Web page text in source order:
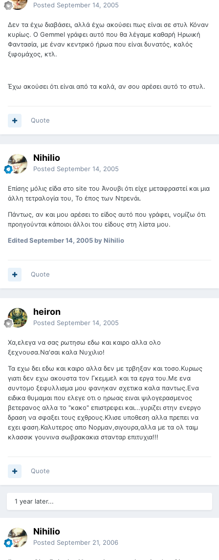
Posted September 14, 2005
Δεν τα έχω διαβάσει, αλλά έχω ακούσει πως είναι σε στυλ Κόναν
κυρίως. Ο Gemmel γράφει αυτό που θα λέγαμε καθαρή Ηρωική
Φαντασία, με έναν κεντρικό ήρωα που είναι δυνατός, καλός
ξιφομάχος, κτλ.
Έχω ακούσει ότι είναι από τα καλά, αν σου αρέσει αυτό το στυλ.
Quote
Nihilio
Posted September 14, 2005
Επίσης μόλις είδα στο site του Άνουβι ότι είχε μεταφραστεί και μια
άλλη τετραλογία του, Το έπος των Ντρενάι.
Πάντως, αν και μου αρέσει το είδος αυτό που γράφει, νομίζω ότι
προηγούνται κάποιοι άλλοι του είδους στη λίστα μου.
EditedSeptember 14, 2005by Nihilio
Quote
heiron
Posted September 14, 2005
Χα,ελεγα να σας ρωτησω εδω και καιρο αλλα ολο
ξεχνουσα.Να'σαι καλα Νυχιλιο!
Τα εχω δει εδω και καιρο αλλα δεν με τρβηξαν και τοσο.Κυριως
γιατι δεν εχω ακουστα τον Γκεμμελ και τα εργα του.Με ενα
συντομο ξεφυλλισμα μου φανηκαν σχετικα καλα παντως.Ενα
ειδικα θυμαμαι που ελεγε οτι ο ηρωας ειναι ψιλογερασμενος
βετερανος αλλα το "κακο" επιστρεφει και...γυριζει στην ενεργο
δραση να σφαξει τους εχθρους.Κλισε υποθεση αλλα πρεπει να
εχει φαση.Καλυτερος απο Νορμαν,σιγουρα,αλλα με τα ολ ταιμ
κλασσικ γουνινα σωβρακακια στανταρ επιτυχια!!!
Quote
1 year later...
Nihilio
Posted September 21, 2006